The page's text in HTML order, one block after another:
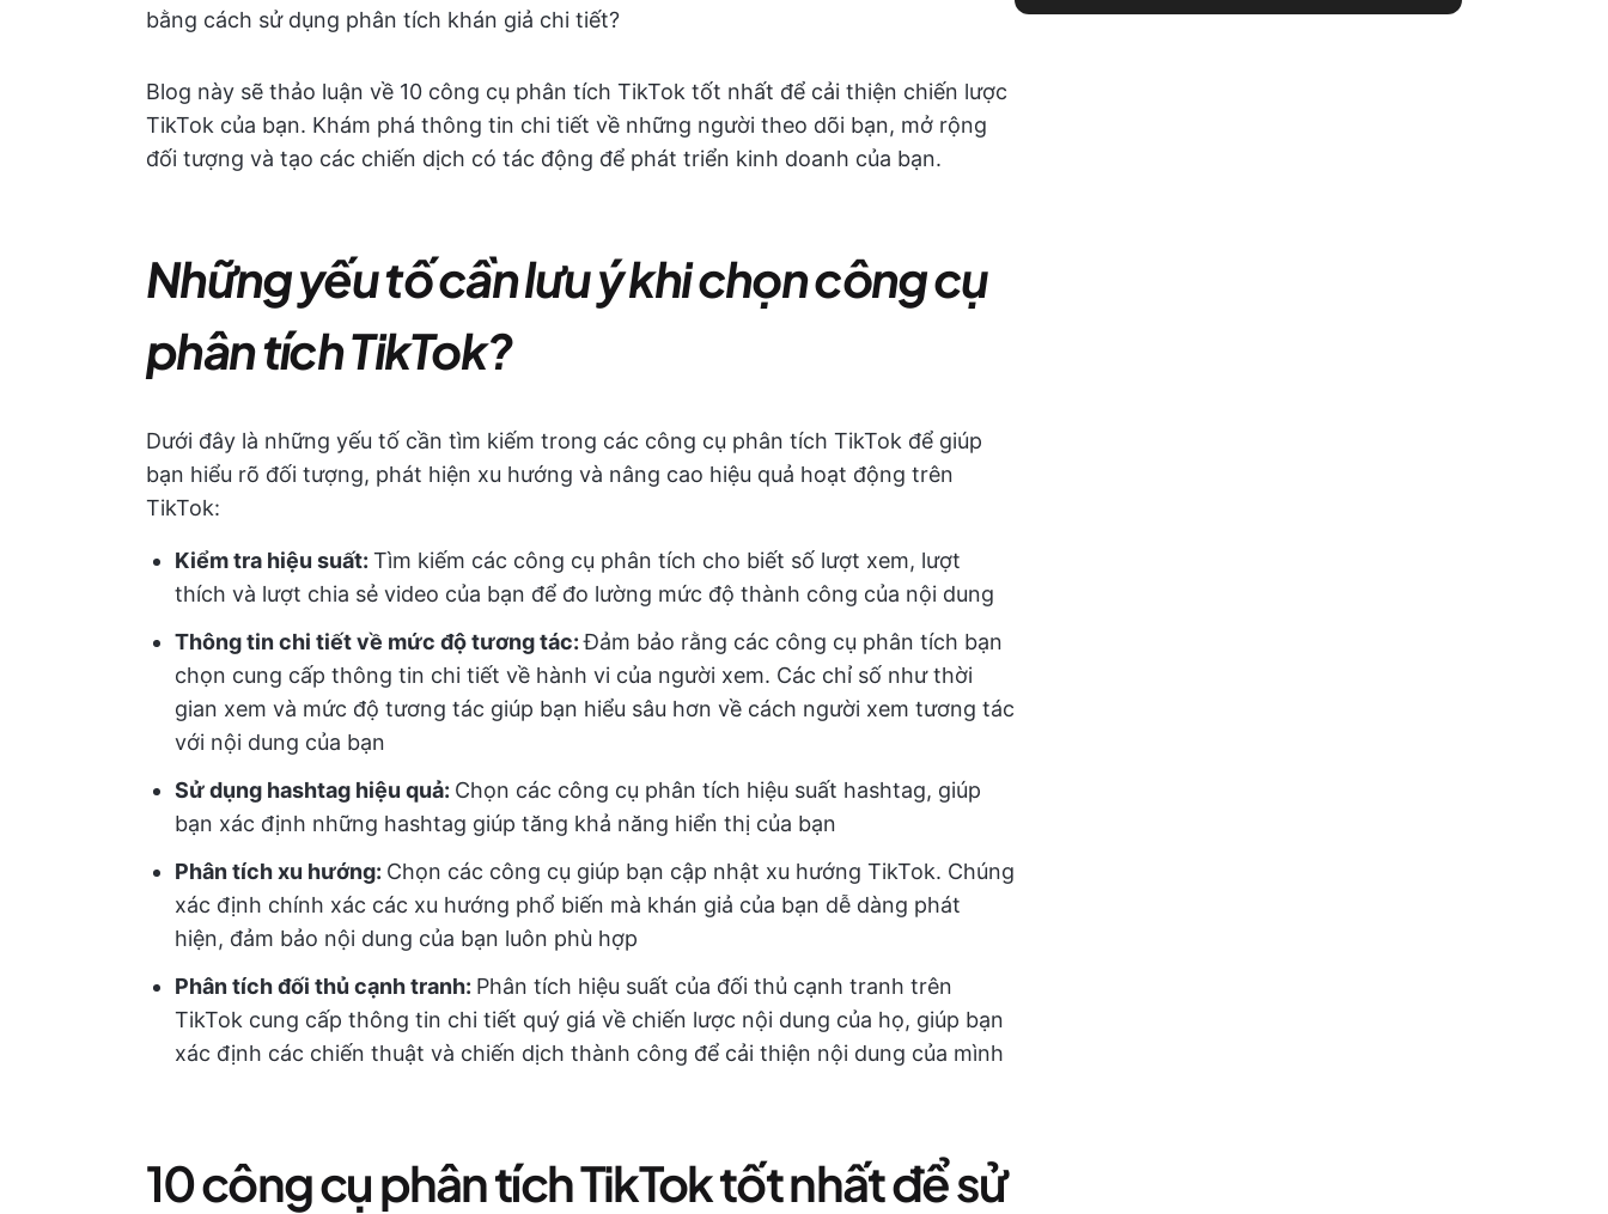
bằng cách sử dụng phân tích khán giả chi tiết?
Blog này sẽ thảo luận về 10 công cụ phân tích TikTok tốt nhất để cải thiện chiến lược
TikTok của bạn. Khám phá thông tin chi tiết về những người theo dõi bạn, mở rộng
đối tượng và tạo các chiến dịch có tác động để phát triển kinh doanh của bạn.
Những yếu tố cần lưu ý khi chọn công cụ
phân tích TikTok?
Dưới đây là những yếu tố cần tìm kiếm trong các công cụ phân tích TikTok để giúp
bạn hiểu rõ đối tượng, phát hiện xu hướng và nâng cao hiệu quả hoạt động trên
TikTok:
Kiểm tra hiệu suất: Tìm kiếm các công cụ phân tích cho biết số lượt xem, lượt
thích và lượt chia sẻ video của bạn để đo lường mức độ thành công của nội dung
Thông tin chi tiết về mức độ tương tác:Đảm bảo rằng các công cụ phân tích bạn
chọn cung cấp thông tin chi tiết về hành vi của người xem. Các chỉ số như thời
gian xem và mức độ tương tác giúp bạn hiểu sâu hơn về cách người xem tương tác
với nội dung của bạn
Sử dụng hashtag hiệu quả: Chọn các công cụ phân tích hiệu suất hashtag, giúp
bạn xác định những hashtag giúp tăng khả năng hiển thị của bạn
Phân tích xu hướng: Chọn các công cụ giúp bạn cập nhật xu hướng TikTok. Chúng
xác định chính xác các xu hướng phổ biến mà khán giả của bạn dễ dàng phát
hiện, đảm bảo nội dung của bạn luôn phù hợp
Phân tích đối thủ cạnh tranh: Phân tích hiệu suất của đối thủ cạnh tranh trên
TikTok cung cấp thông tin chi tiết quý giá về chiến lược nội dung của họ, giúp bạn
xác định các chiến thuật và chiến dịch thành công để cải thiện nội dung của mình
10 công cụ phân tích TikTok tốt nhất để sử